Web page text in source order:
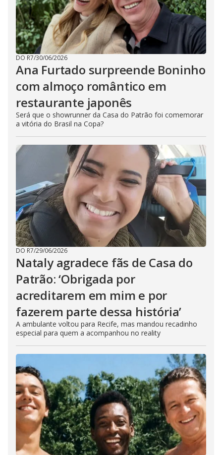
DO R7/30/06/2026
Ana Furtado surpreende Boninho
com almoço romântico em
restaurante japonês
Será que o showrunner da Casa do Patrão foi comemorar
a vitória do Brasil na Copa?
DO R7/29/06/2026
Nataly agradece fãs de Casa do
Patrão: ‘Obrigada por
acreditarem em mim e por
fazerem parte dessa história’
A ambulante voltou para Recife, mas mandou recadinho
especial para quem a acompanhou no reality